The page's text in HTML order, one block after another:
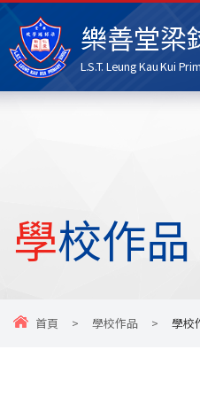
樂善堂梁
L.S.T. Leung Kau Kui
學校作品
首頁 > 學校作品 > 學校